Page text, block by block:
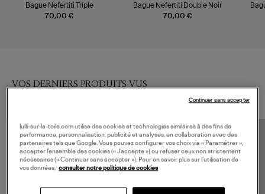
70,00 €
Bague Nefertiti Triple
70,00 €
Bague Nefertiti Double Noir
VOS DERNIERS PRODUITS VUS
lulli-sur-la-toile.com utilise des cookies et technologies similaires à des fins de
performance, personnalisation, publicité et analyses, en collaboration avec des
partenaires tels que Google. Vous pouvez configurer vos choix via « Paramétrer »,
accepter l’ensemble des cookies (« J’accepte ») ou refuser ceux non strictement
nécessaires (« Continuer sans accepter »). Pour en savoir plus sur l’utilisation de
vos données, consulter notre politique de cookies
Continuer sans accepter